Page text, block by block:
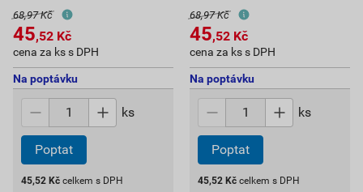
68,97 Kč
45,52 Kč
cena za ks s DPH
Na poptávku
ks
Poptat
45,52 Kč celkem s DPH
68,97 Kč
45,52 Kč
cena za ks s DPH
Na poptávku
ks
Poptat
45,52 Kč celkem s DPH